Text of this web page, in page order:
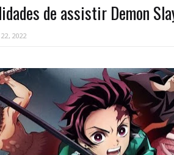
de assistir Demon
2022